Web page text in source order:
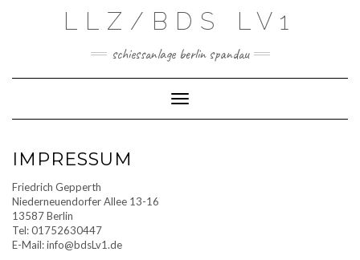
LLZ/BDS LV1
schiessanlage berlin spandau
Toggle Navigation
IMPRESSUM
Friedrich Gepperth
Niederneuendorfer Allee 13-16
13587 Berlin
Tel: 01752630447
E-Mail: info@bdsLv1.de